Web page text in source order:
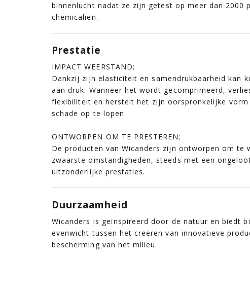
binnenlucht nadat ze zijn getest op meer dan 2000
chemicaliën.
Prestatie
IMPACT WEERSTAND;
Dankzij zijn elasticiteit en samendrukbaarheid kan
aan druk. Wanneer het wordt gecomprimeerd,
flexibiliteit en herstelt het zijn oorspronkelijke vorm
schade op te lopen.
ONTWORPEN OM TE PRESTEREN;
De producten van Wicanders zijn ontworpen om te
zwaarste omstandigheden, steeds met een
uitzonderlijke prestaties.
Duurzaamheid
Wicanders is geïnspireerd door de natuur en biedt
evenwicht tussen het creëren van innovatieve
bescherming van het milieu.